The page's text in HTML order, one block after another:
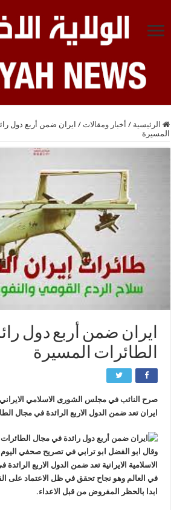
الرئيسية / أخبار ومقالات / ايران ضمن أربع دول
المسيرة
ايران ضمن أربع دول
الطائرات المسيرة
صرح النائب في مجلس الشورى الاسلامي الايراني
ايران تعد ضمن الدول الاربع الرائدة في مجال
وقال ابو الفضل ابو ترابي في تصريح صحفي اليوم
الاسلامية الايرانية تعد ضمن الدول الاربع
في العالم وهو نجاح تحقق في ظل الاعتماد على
ابدا بالحظر المفروض من قبل الاعداء.